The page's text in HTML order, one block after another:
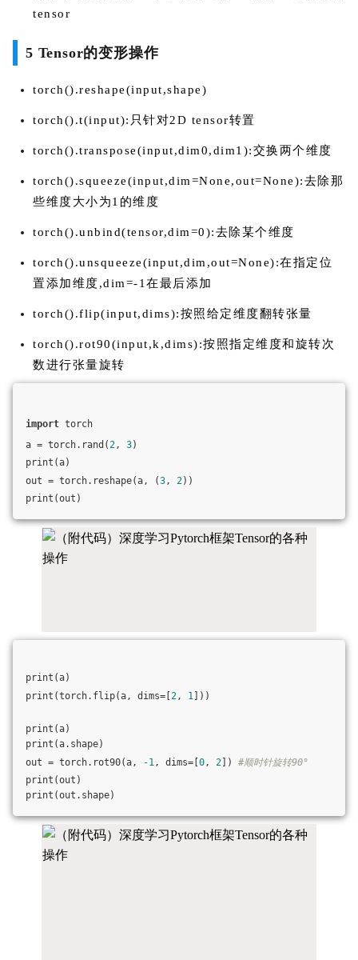
tensor
5 Tensor的变形操作
torch().reshape(input,shape)
torch().t(input):只针对2D tensor转置
torch().transpose(input,dim0,dim1):交换两个维度
torch().squeeze(input,dim=None,out=None):去除那
些维度大小为1的维度
torch().unbind(tensor,dim=0):去除某个维度
torch().unsqueeze(input,dim,out=None):在指定位
置添加维度,dim=-1在最后添加
torch().flip(input,dims):按照给定维度翻转张量
torch().rot90(input,k,dims):按照指定维度和旋转次
数进行张量旋转
import torch
a = torch.rand( 2 , 3)
print(a)
out = torch.reshape(a, (3 , 2))
print(out)
print(a)
print(torch.flip(a, dims=[ 2, 1 ]))
print(a)
print(a.shape)
out = torch.rot90(a,
-1, dims=[ 0, 2 ]) #顺时针旋转90°
print(out)
print(out.shape)